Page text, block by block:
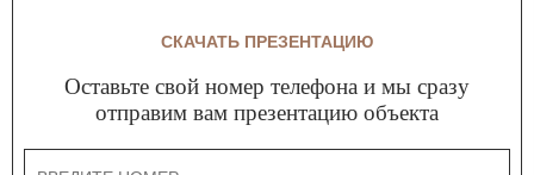
СКАЧАТЬ ПРЕЗЕНТАЦИЮ
Оставьте свой номер телефона и мы сразу
отправим вам презентацию объекта